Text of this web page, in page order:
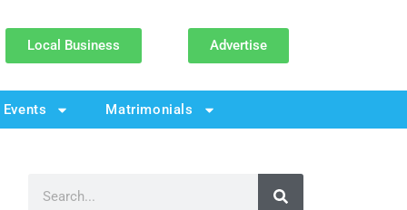
Local Business Advertise
Events Matrimonials